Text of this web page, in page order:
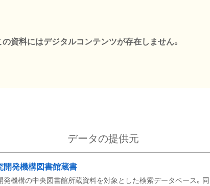
の資料にはデジタルコンテンツが存在しません。
データの提供元
開発機構図書館蔵書
発機構の中央図書館所蔵資料を対象とした検索データベース。